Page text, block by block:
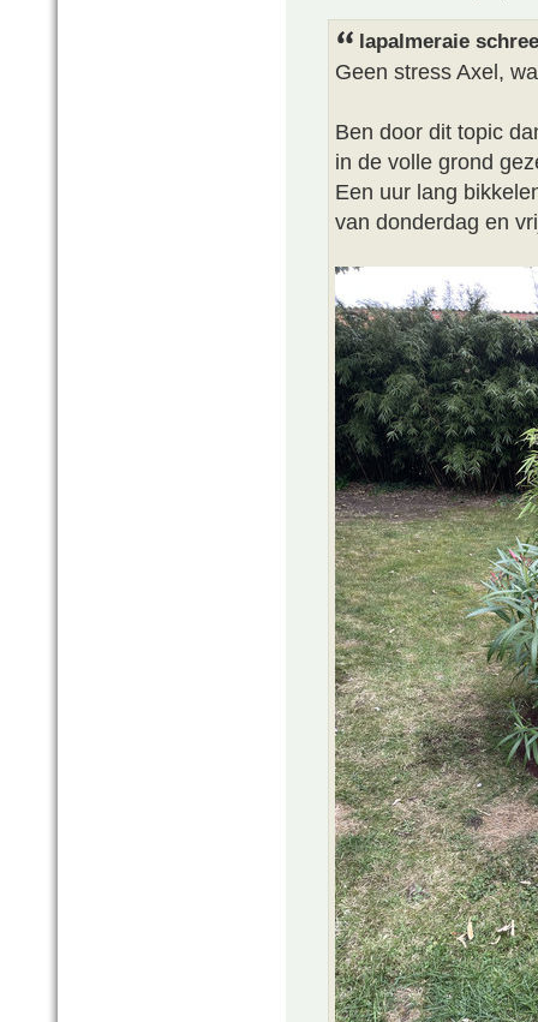
lapalmeraie
Geen stress Axel,
Ben door dit topic
in de volle grond
Een uur lang
van donderdag en